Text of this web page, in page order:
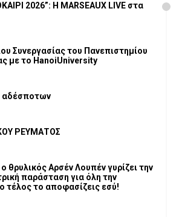
2026”: Η MARSEAUX LIVE στα
Συνεργασίας του Πανεπιστημίου
με το HanoiUniversity
αδέσποτων
ΡΕΥΜΑΤΟΣ
θρυλικός Αρσέν Λουπέν γυρίζει την
παράσταση για όλη την
όπου το τέλος το αποφασίζεις εσύ!